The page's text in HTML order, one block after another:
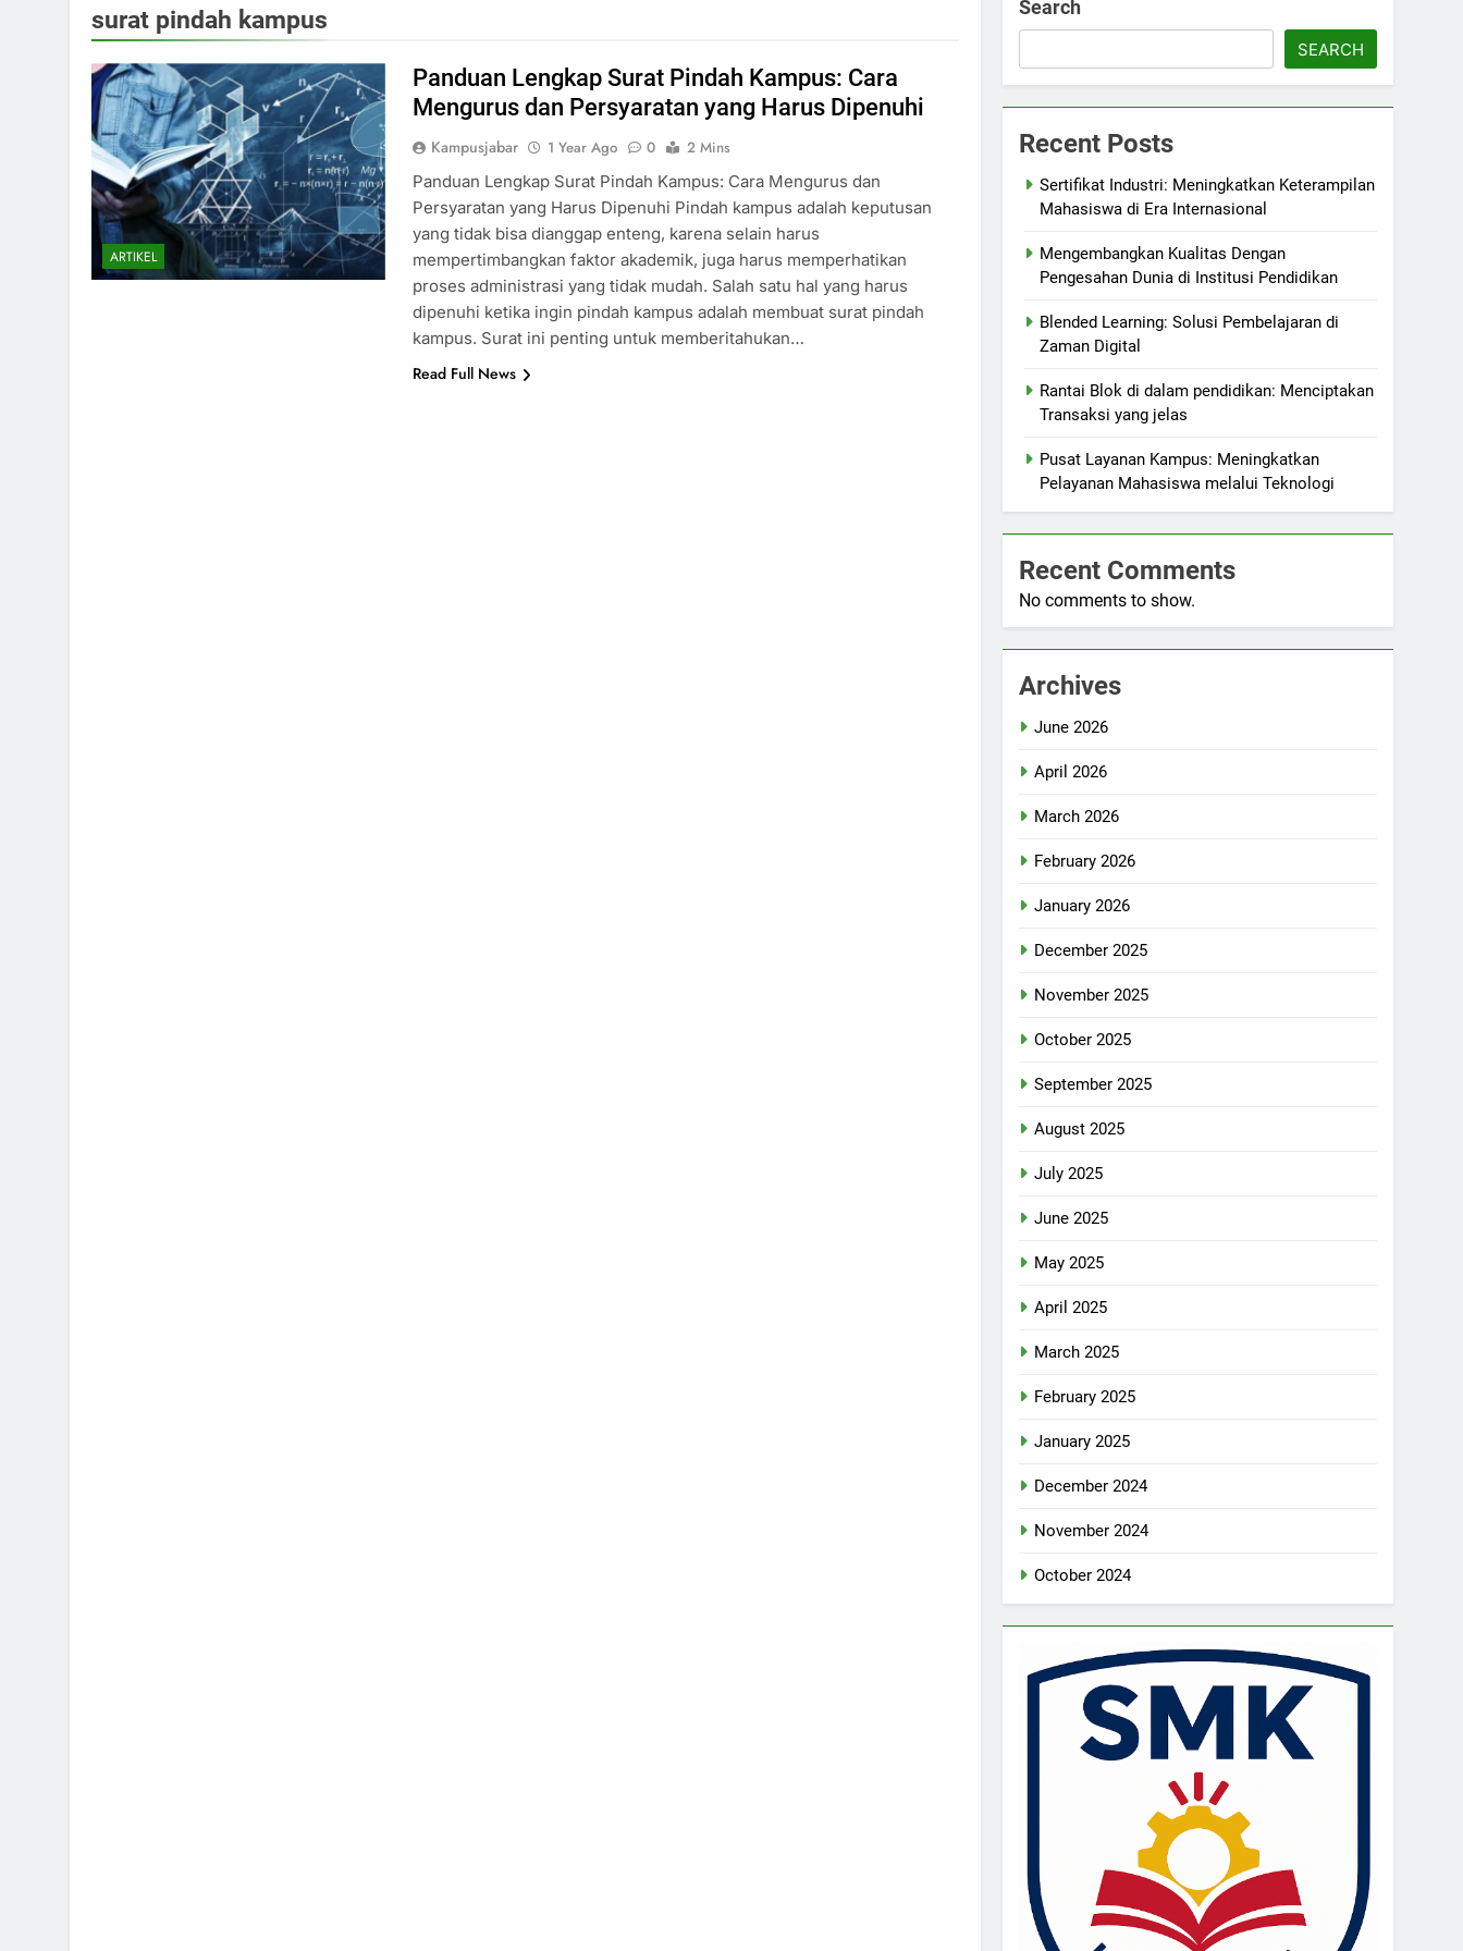
surat pindah kampus
ARTIKEL
Panduan Lengkap Surat Pindah Kampus: Cara
Mengurus dan Persyaratan yang Harus Dipenuhi
Kampusjabar 1 Year Ago 0
2 Mins
Panduan Lengkap Surat Pindah Kampus: Cara Mengurus dan
Persyaratan yang Harus Dipenuhi Pindah kampus adalah keputusan
yang tidak bisa dianggap enteng, karena selain harus
mempertimbangkan faktor akademik, juga harus memperhatikan
proses administrasi yang tidak mudah. Salah satu hal yang harus
dipenuhi ketika ingin pindah kampus adalah membuat surat pindah
kampus. Surat ini penting untuk memberitahukan…
Read Full News
Search
SEARCH
Recent Posts
Sertifikat Industri: Meningkatkan Keterampilan
Mahasiswa di Era Internasional
Mengembangkan Kualitas Dengan
Pengesahan Dunia di Institusi Pendidikan
Blended Learning: Solusi Pembelajaran di
Zaman Digital
Rantai Blok di dalam pendidikan: Menciptakan
Transaksi yang jelas
Pusat Layanan Kampus: Meningkatkan
Pelayanan Mahasiswa melalui Teknologi
Recent Comments
No comments to show.
Archives
June 2026
April 2026
March 2026
February 2026
January 2026
December 2025
November 2025
October 2025
September 2025
August 2025
July 2025
June 2025
May 2025
April 2025
March 2025
February 2025
January 2025
December 2024
November 2024
October 2024